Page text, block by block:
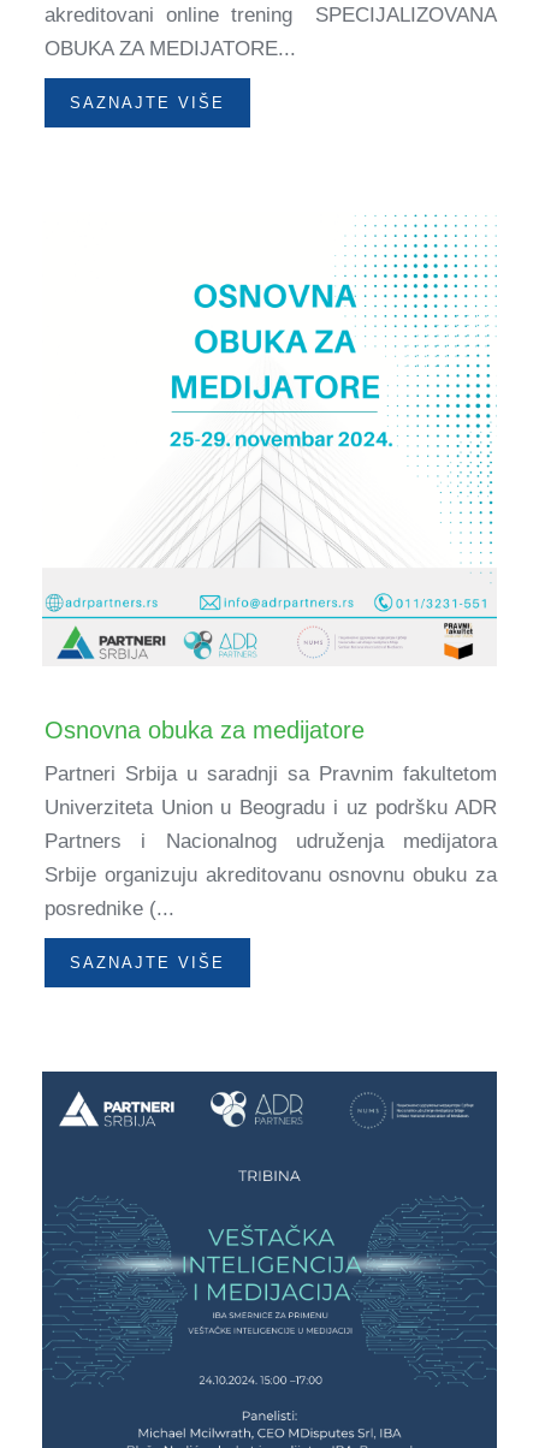
akreditovani online trening SPECIJALIZOVANA
OBUKA ZA MEDIJATORE...
SAZNAJTE VIŠE
Osnovna obuka za medijatore
Partneri Srbija u saradnji sa Pravnim fakultetom
Univerziteta Union u Beogradu i uz podršku ADR
Partners i Nacionalnog udruženja medijatora
Srbije organizuju akreditovanu osnovnu obuku za
posrednike (...
SAZNAJTE VIŠE